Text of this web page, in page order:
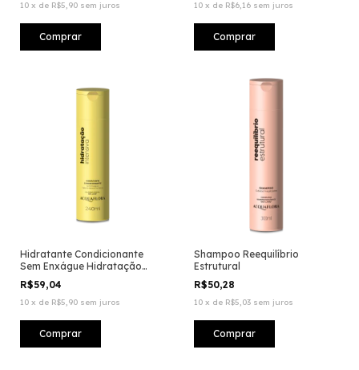
10 x de R$5,90 sem juros 10 x de R$6,16 sem juros
Hidratante Condicionante
Sem Enxágue Hidratação
Intensiva
R$59,04
10 x de R$5,90 sem juros
Shampoo Reequilíbrio
Estrutural
R$50,28
10 x de R$5,03 sem juros